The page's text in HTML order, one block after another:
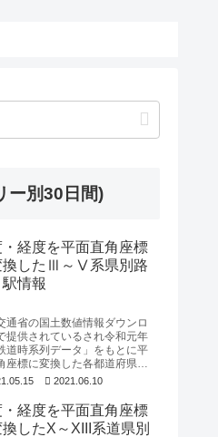
ー別30日間)
経度を平面直角座標
換したⅢ～Ⅴ系県別路
情報
通省の国土数値情報ダウンロ
提供されているされ令和元年
道時系列データ」をもとに平
座標に変換した各都道府県別
のライン情報と駅の地点情報
2021.06.10
経度を平面直角座標
したX～XIII系道県別